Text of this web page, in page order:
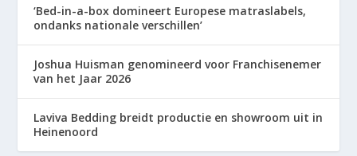
‘Bed-in-a-box domineert Europese matraslabels,
ondanks nationale verschillen’
Joshua Huisman genomineerd voor Franchisenemer
van het Jaar 2026
Laviva Bedding breidt productie en showroom uit in
Heinenoord